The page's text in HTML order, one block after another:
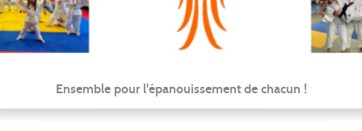
Ensemble pour l'épanouissement de chacun !